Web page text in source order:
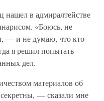
нашел в адмиралтействе
«Боюсь, не
— и не думаю, что кто-
я решил попытать
дел.
материалов об
— сказали мне